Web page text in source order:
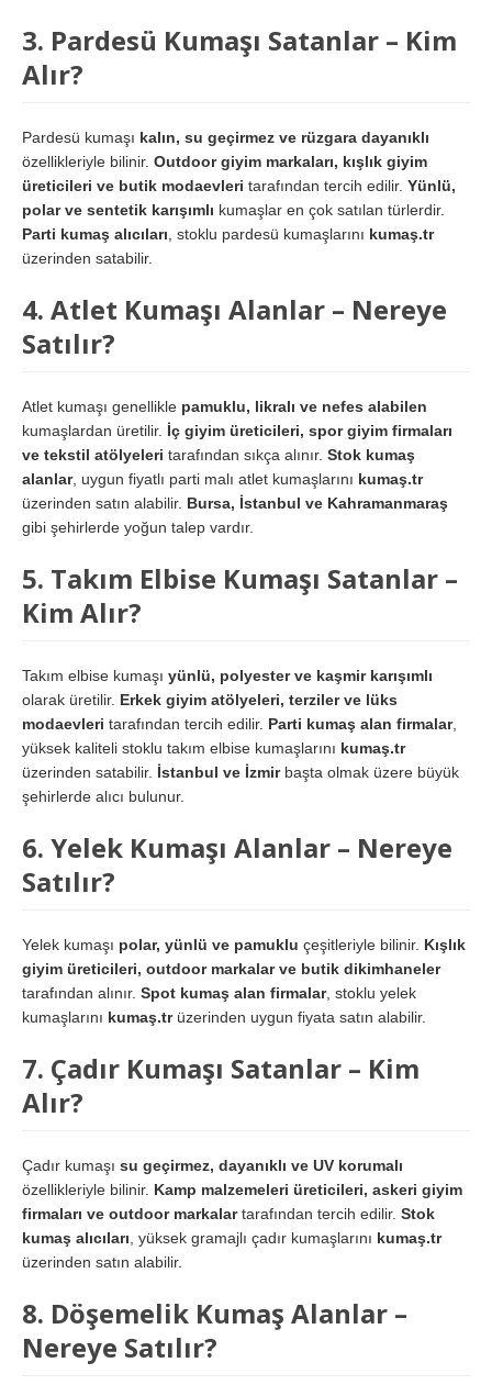
3. Pardesü Kumaşı Satanlar – Kim
Alır?
Pardesü kumaşı kalın, su geçirmez ve rüzgara dayanıklı
özellikleriyle bilinir. Outdoor giyim markaları, kışlık giyim
üreticileri ve butik modaevleri tarafından tercih edilir. Yünlü,
polar ve sentetik karışımlı kumaşlar en çok satılan türlerdir.
Parti kumaş alıcıları, stoklu pardesü kumaşlarını kumaş.tr
üzerinden satabilir.
4. Atlet Kumaşı Alanlar – Nereye
Satılır?
Atlet kumaşı genellikle pamuklu, likralı ve nefes alabilen
kumaşlardan üretilir. İç giyim üreticileri, spor giyim firmaları
ve tekstil atölyeleri tarafından sıkça alınır. Stok kumaş
alanlar, uygun fiyatlı parti malı atlet kumaşlarını kumaş.tr
üzerinden satın alabilir. Bursa, İstanbul ve Kahramanmaraş
gibi şehirlerde yoğun talep vardır.
5. Takım Elbise Kumaşı Satanlar –
Kim Alır?
Takım elbise kumaşı yünlü, polyester ve kaşmir karışımlı
olarak üretilir. Erkek giyim atölyeleri, terziler ve lüks
modaevleri tarafından tercih edilir. Parti kumaş alan firmalar,
yüksek kaliteli stoklu takım elbise kumaşlarını kumaş.tr
üzerinden satabilir. İstanbul ve İzmirbaşta olmak üzere büyük
şehirlerde alıcı bulunur.
6. Yelek Kumaşı Alanlar – Nereye
Satılır?
Yelek kumaşı polar, yünlü ve pamuklu çeşitleriyle bilinir. Kışlık
giyim üreticileri, outdoor markalar ve butik dikimhaneler
tarafından alınır. Spot kumaş alan firmalar, stoklu yelek
kumaşlarını kumaş.trüzerinden uygun fiyata satın alabilir.
7. Çadır Kumaşı Satanlar – Kim
Alır?
Çadır kumaşı su geçirmez, dayanıklı ve UV korumalı
özellikleriyle bilinir. Kamp malzemeleri üreticileri, askeri giyim
firmaları ve outdoor markalartarafından tercih edilir. Stok
kumaş alıcıları, yüksek gramajlı çadır kumaşlarını kumaş.tr
üzerinden satın alabilir.
8. Döşemelik Kumaş Alanlar –
Nereye Satılır?